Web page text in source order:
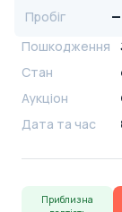
Пробіг
—
Пошкодження
Стан
Аукціон
Дата та час
Приблизна